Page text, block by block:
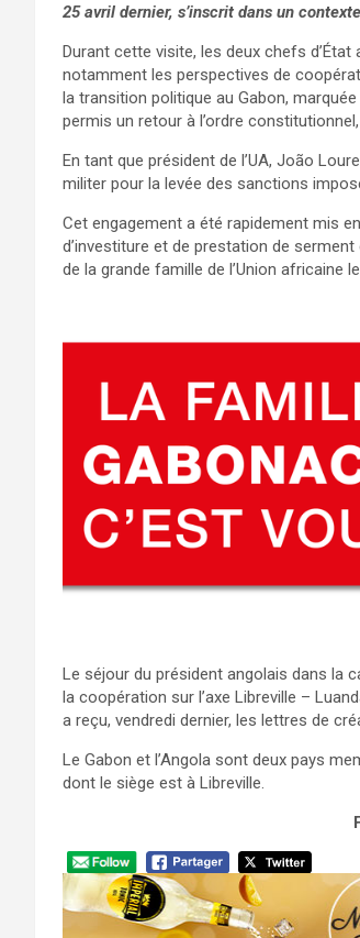
25 avril dernier, s’inscrit dans un
Durant cette visite, les deux chefs
notamment les perspectives de
la transition politique au Gabon,
permis un retour à l’ordre
En tant que président de l’UA, João
militer pour la levée des sanctions
Cet engagement a été rapidement mis
d’investiture et de prestation de
de la grande famille de l’Union africaine
Le séjour du président angolais dans la
la coopération sur l’axe Libreville –
a reçu, vendredi dernier, les lettres de
Le Gabon et l’Angola sont deux pays
dont le siège est à Libreville.